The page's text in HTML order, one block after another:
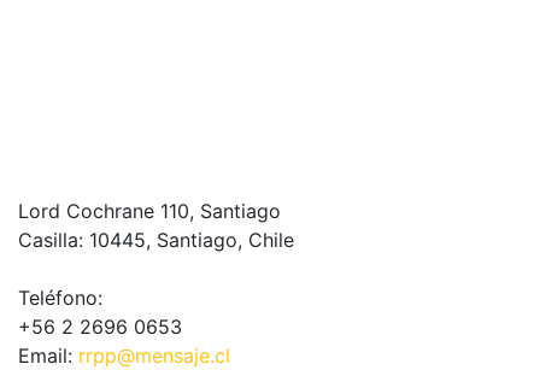
Lord Cochrane 110, Santiago
Casilla: 10445, Santiago, Chile
Teléfono:
+56 2 2696 0653
Email: rrpp@mensaje.cl